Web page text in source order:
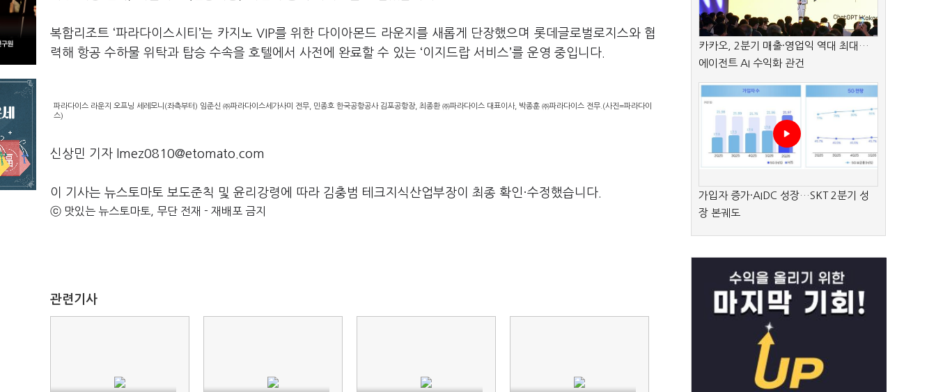
복합리조트 ‘파라다이스시티’는 카지노 VIP를 위한 다이아몬드 라운지를 새롭게 단장했으며 롯데글로벌로지스와 협
력해 항공 수하물 위탁과 탑승 수속을 호텔에서 사전에 완료할 수 있는 ‘이지드랍 서비스’를 운영 중입니다.
파라다이스 라운지 오프닝 세레모니(좌측부터) 임준신 ㈜파라다이스세가사미 전무, 민종호 한국공항공사 김포공항장, 최종환 ㈜파라다이스 대표이사, 박종훈 ㈜파라다이스 전무.(사진=파라다이
스)
신상민 기자 lmez0810@etomato.com
이 기사는 뉴스토마토 보도준칙 및 윤리강령에 따라 김충범 테크지식산업부장이 최종 확인·수정했습니다.
ⓒ 맛있는 뉴스토마토, 무단 전재 - 재배포 금지
관련기사
카카오, 2분기 매출·영업익 역대 최대…
에이전트 AI 수익화 관건
가입자 증가·AIDC 성장…SKT 2분기 성
장 본궤도